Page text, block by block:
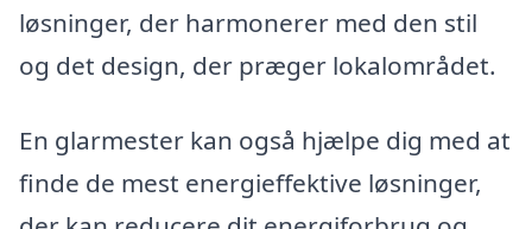
løsninger, der harmonerer med den stil
og det design, der præger lokalområdet.
En glarmester kan også hjælpe dig med at
finde de mest energieffektive løsninger,